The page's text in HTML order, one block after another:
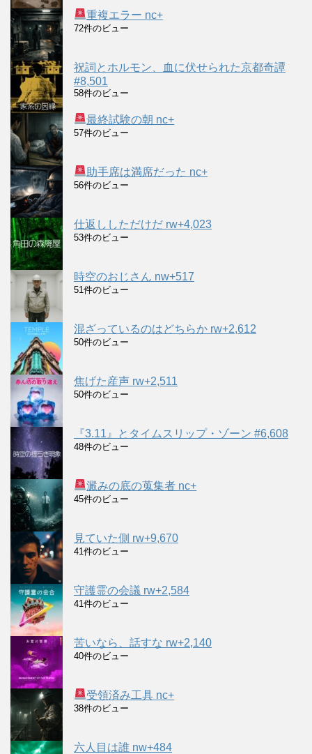
重複エラー nc+
72件のビュー
祝詞とホルモン、血に伏せられた京都奇譚
#8,501
58件のビュー
最終試験の朝 nc+
57件のビュー
助手席は満席だった nc+
56件のビュー
仕返ししただけだ rw+4,023
53件のビュー
時空のおじさん nw+517
51件のビュー
混ざっているのはどちらか rw+2,612
50件のビュー
焦げた産声 rw+2,511
50件のビュー
『3.11』とタイムスリップ・ゾーン #6,608
48件のビュー
澱みの底の蒐集者 nc+
45件のビュー
見ていた側 rw+9,670
41件のビュー
守護霊の会議 rw+2,584
41件のビュー
苦いなら、話すな rw+2,140
40件のビュー
受領済み工具 nc+
38件のビュー
六人目は誰 nw+484